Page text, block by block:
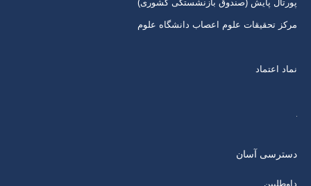
پورتال پایش (صندوق بازنشستگی کشوری)
مرکز تحقیقات علوم اعصاب دانشگاه علوم
نماد اعتماد
دسترسی آسان
داوطلبین